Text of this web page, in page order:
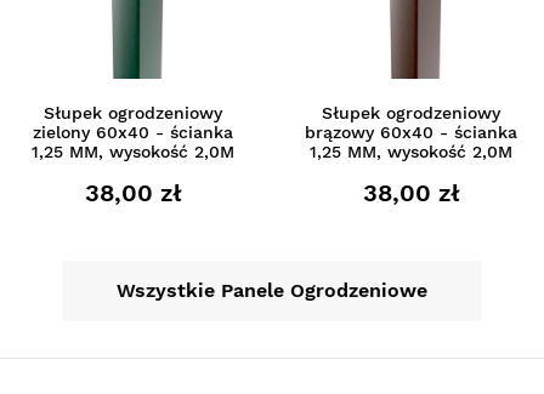
Słupek ogrodzeniowy
zielony 60x40 - ścianka
1,25 MM, wysokość 2,0M
38,00 zł
Słupek ogrodzeniowy
brązowy 60x40 - ścianka
1,25 MM, wysokość 2,0M
38,00 zł
Wszystkie Panele Ogrodzeniowe